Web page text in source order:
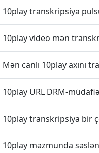
10play transkripsiya
10play video mən
Mən canlı 10play axını
10play URL DRM-
10play transkripsiya bir
10play məzmunda